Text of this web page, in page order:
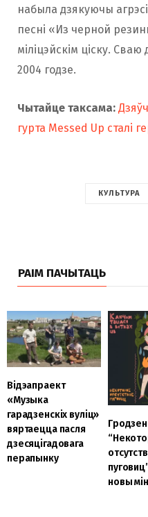
набыла дзякуючы
песні «Из черной
міліцэйскім ціску.
2004 годзе.
Чытайце таксама:
гурта Messed Up сталі
КУЛЬТУРА
РАІМ ПАЧЫТАЦЬ
Відэапраект
«Музыка
гарадзенскіх вуліц»
вяртаецца пасля
дзесяцігадовага
перапынку
новы